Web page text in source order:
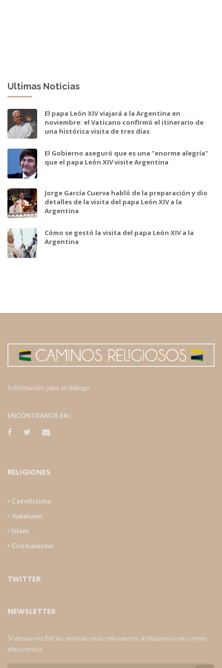
Ultimas Noticias
El papa León XIV viajará a la Argentina en
noviembre: el Vaticano confirmó el itinerario de
una histórica visita de tres días
El Gobierno aseguró que es una "enorme alegría"
que el papa León XIV visite Argentina
Jorge García Cuerva habló de la preparación y dio
detalles de la visita del papa León XIV a la
Argentina
Cómo se gestó la visita del papa León XIV a la
Argentina
Información para el diálogo
ENCONTRANOS EN :
RELIGIONES
Catolicismo
Judaismo
Islam
Cristianismo
TWITTER
NEWSLETTER
Si desea recibir las noticias mas relevantes, indiquenos un correo
electronico